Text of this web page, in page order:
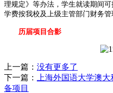
理规定》等办法，学生就读期间
学费按我校及上级主管部门财务管
历届项目合影
上一篇： 没有更多了
下一篇：
上海外国语大学澳
备项目